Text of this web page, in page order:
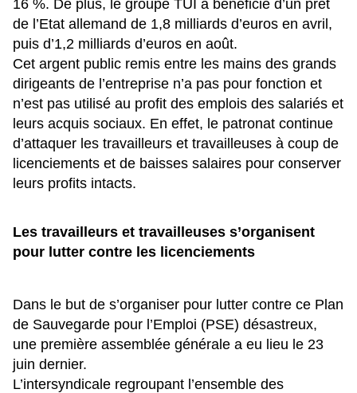
16 %. De plus, le groupe TUI a bénéficié d’un prêt
de l’Etat allemand de 1,8 milliards d’euros en avril,
puis d’1,2 milliards d’euros en août.
Cet argent public remis entre les mains des grands
dirigeants de l’entreprise n’a pas pour fonction et
n’est pas utilisé au profit des emplois des salariés et
leurs acquis sociaux. En effet, le patronat continue
d’attaquer les travailleurs et travailleuses à coup de
licenciements et de baisses salaires pour conserver
leurs profits intacts.
Les travailleurs et travailleuses s’organisent
pour lutter contre les licenciements
Dans le but de s’organiser pour lutter contre ce Plan
de Sauvegarde pour l’Emploi (PSE) désastreux,
une première assemblée générale a eu lieu le 23
juin dernier.
L’intersyndicale regroupant l’ensemble des